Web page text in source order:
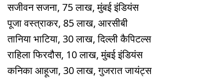
सजीवन सजना, 75 लाख, मुंबई इंडियंस
पूजा वस्त्राकर, 85 लाख, आरसीबी
तानिया भाटिया, 30 लाख, दिल्ली कैपिटल्स
राहिला फिरदौस, 10 लाख, मुंबई इंडियंस
कनिका आहूजा, 30 लाख, गुजरात जायंट्स